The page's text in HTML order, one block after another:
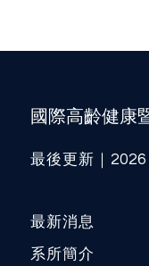
國際高齡健康
最後更新｜
最新消息
系所簡介